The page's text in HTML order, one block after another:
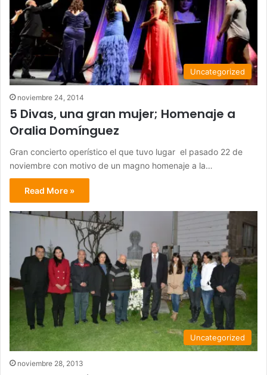
Uncategorized
noviembre 24, 2014
5 Divas, una gran mujer; Homenaje a
Oralia Domínguez
Gran concierto operístico el que tuvo lugar el pasado 22 de
noviembre con motivo de un magno homenaje a la…
Read More »
Uncategorized
noviembre 28, 2013